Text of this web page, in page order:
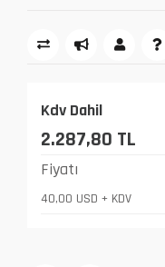
Kdv Dahil
2.287,80 TL
Fiyatı
40,00 USD + KDV